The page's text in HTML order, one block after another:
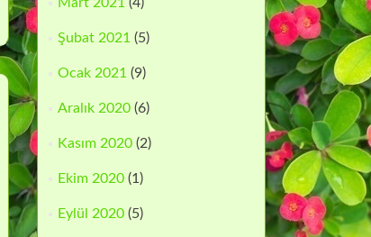
Şubat 2021 (5)
Ocak 2021 (9)
Aralık 2020 (6)
Kasım 2020 (2)
Ekim 2020 (1)
Eylül 2020 (5)